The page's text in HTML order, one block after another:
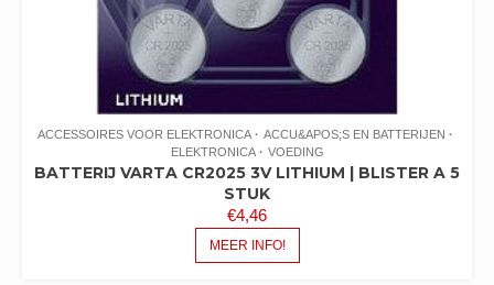
ACCESSOIRES VOOR ELEKTRONICA
ACCU&APOS;S EN BATTERIJEN
ELEKTRONICA
VOEDING
BATTERIJ VARTA CR2025 3V LITHIUM | BLISTER A 5
STUK
€4,46
MEER INFO!